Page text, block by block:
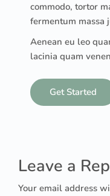
commodo, tortor
fermentum massa
Aenean eu leo
lacinia quam
Get Started
Leave a
Your email address